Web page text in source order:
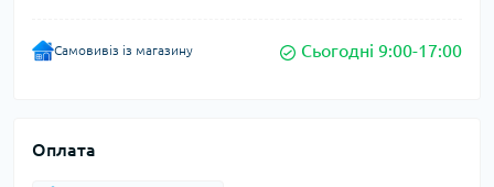
Самовивіз із магазину Сьогодні 9:00-17:00
Оплата